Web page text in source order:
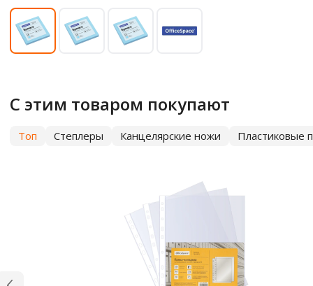
С этим товаром покупают
Топ Степлеры Канцелярские ножи Пластиковые